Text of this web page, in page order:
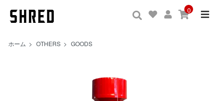
0
ホーム > OTHERS > GOODS